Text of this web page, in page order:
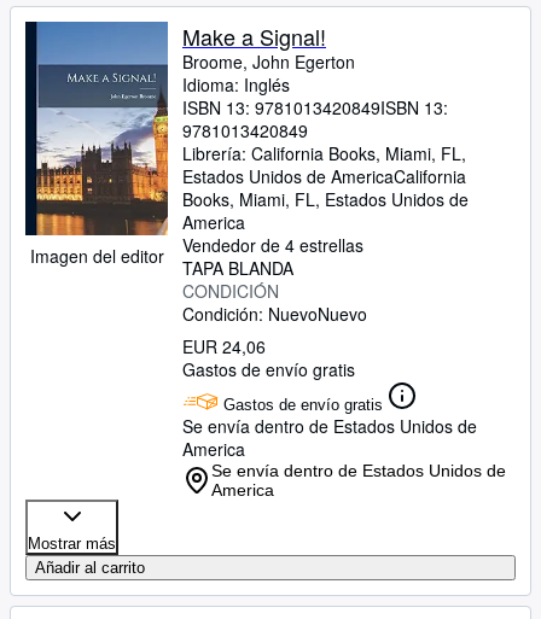
Imagen del editor
Make a Signal!
Broome, John Egerton
Idioma: Inglés
ISBN 13: 9781013420849ISBN 13:
9781013420849
Librería: California Books, Miami, FL,
Estados Unidos de AmericaCalifornia
Books, Miami, FL, Estados Unidos de
America
Vendedor de 4 estrellas
TAPA BLANDA
CONDICIÓN
Condición: NuevoNuevo
EUR 24,06
Gastos de envío gratis
Gastos de envío gratis
Se envía dentro de Estados Unidos de
America
Se envía dentro de Estados Unidos de
America
Mostrar más
Añadir al carrito